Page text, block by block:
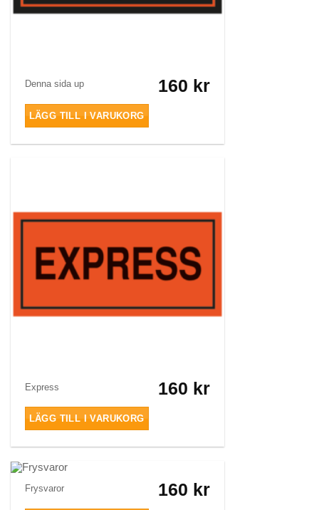
Denna sida up 160 kr
LÄGG TILL I VARUKORG
Express 160 kr
LÄGG TILL I VARUKORG
Frysvaror 160 kr